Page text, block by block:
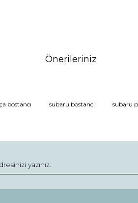
Önerileriniz
formunu kullanarak tarafımıza
bostancı subaru bostancı
subaru